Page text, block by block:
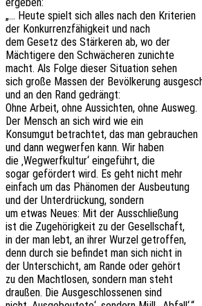
„… Heute spielt sich alles nach den Kriterien
der Konkur­renz­fä­hig­keit und nach
dem Gesetz des Stär­ke­ren ab, wo der
Mäch­ti­ge­re den Schwä­che­ren zunichte
macht. Als Folge dieser Situa­ti­on sehen
sich große Massen der Bevöl­ke­rung
und an den Rand gedrängt:
Ohne Arbeit, ohne Aussich­ten, ohne Ausweg.
Der Mensch an sich wird wie ein
Konsum­gut betrach­tet, das man gebrauchen
und dann wegwer­fen kann. Wir haben
die ‚Wegwerf­kul­tur‘ einge­führt, die
sogar geför­dert wird. Es geht nicht mehr
einfach um das Phäno­men der Ausbeutung
und der Unter­drü­ckung, sondern
um etwas Neues: Mit der Ausschließung
ist die Zuge­hö­rig­keit zu der Gesellschaft,
in der man lebt, an ihrer Wurzel getroffen,
denn durch sie befin­det man sich nicht in
der Unter­schicht, am Rande oder gehört
zu den Macht­lo­sen, sondern man steht
drau­ßen. Die Ausge­schlos­se­nen sind